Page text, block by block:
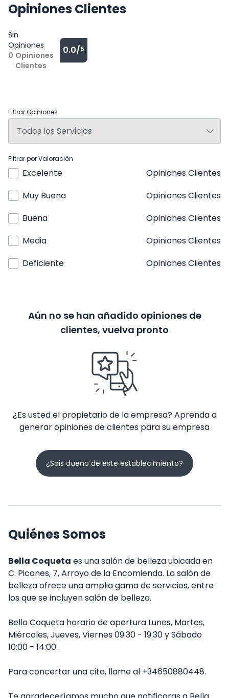
Opiniones Clientes
Sin
Opiniones
0 Opiniones
Clientes
0.0/5
Filtrar Opiniones
Filtrar por Valoración
Excelente
Opiniones Clientes
Muy Buena
Opiniones Clientes
Buena
Opiniones Clientes
Media
Opiniones Clientes
Deficiente
Opiniones Clientes
Aún no se han añadido opiniones de
clientes, vuelva pronto
¿Es usted el propietario de la empresa? Aprenda a
generar opiniones de clientes para su empresa
¿Sois dueño de este establecimiento?
Quiénes Somos
Bella Coqueta es una salón de belleza ubicada en
C. Picones, 7, Arroyo de la Encomienda. La salón de
belleza ofrece una amplia gama de servicios, entre
los que se incluyen salón de belleza.
Bella Coqueta horario de apertura Lunes, Martes,
Miércoles, Jueves, Viernes 09:30 - 19:30 y Sábado
10:00 - 14:00 .
Para concertar una cita, llame al +34650880448.